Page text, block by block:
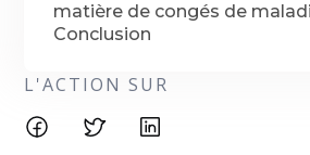
matière de congés de
Conclusion
L'ACTION SUR